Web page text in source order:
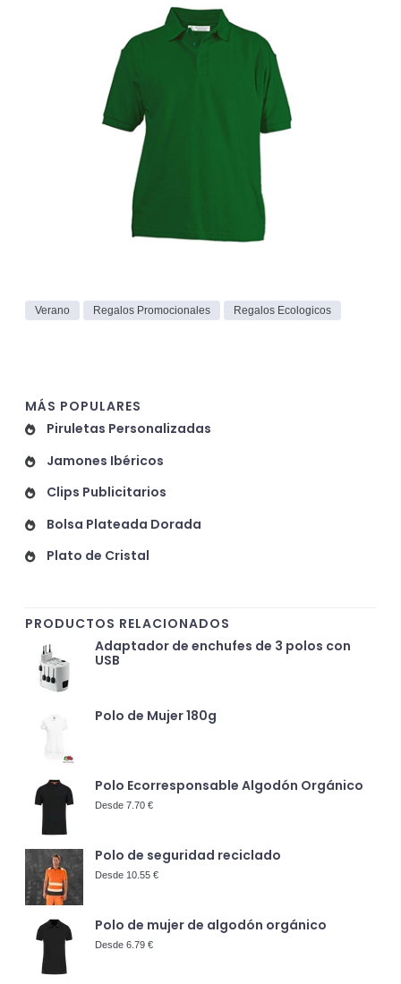
Verano Regalos Promocionales Regalos Ecologicos
MÁS POPULARES
Piruletas Personalizadas
Jamones Ibéricos
Clips Publicitarios
Bolsa Plateada Dorada
Plato de Cristal
PRODUCTOS RELACIONADOS
Adaptador de enchufes de 3 polos con
USB
Polo de Mujer 180g
Polo Ecorresponsable Algodón Orgánico
Desde 7.70 €
Polo de seguridad reciclado
Desde 10.55 €
Polo de mujer de algodón orgánico
Desde 6.79 €